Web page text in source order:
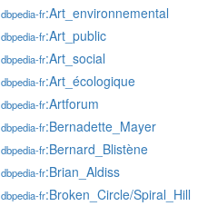
dbpedia-fr:Art_environnemental
dbpedia-fr:Art_public
dbpedia-fr:Art_social
dbpedia-fr:Art_écologique
dbpedia-fr:Artforum
dbpedia-fr:Bernadette_Mayer
dbpedia-fr:Bernard_Blistène
dbpedia-fr:Brian_Aldiss
dbpedia-fr:Broken_Circle/Spiral_Hill